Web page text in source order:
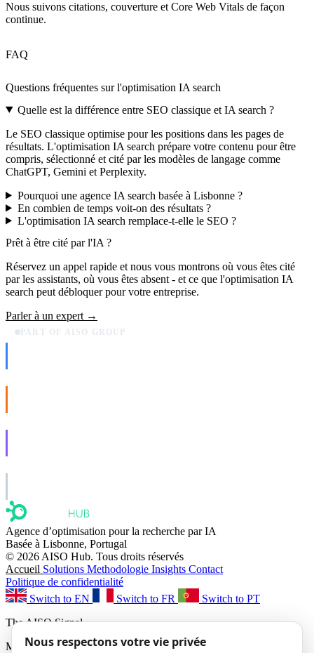
Nous suivons citations, couverture et Core Web Vitals de façon
continue.
FAQ
Questions fréquentes sur l'optimisation IA search
Quelle est la différence entre SEO classique et IA search ?
Le SEO classique optimise pour les positions dans les pages de
résultats. L'optimisation IA search prépare votre contenu pour être
compris, sélectionné et cité par les modèles de langage comme
ChatGPT, Gemini et Perplexity.
Pourquoi une agence IA search basée à Lisbonne ?
En combien de temps voit-on des résultats ?
L'optimisation IA search remplace-t-elle le SEO ?
Prêt à être cité par l'IA ?
Réservez un appel rapide et nous vous montrons où vous êtes cité
par les assistants, où vous êtes absent - et ce que l'optimisation IA
search peut débloquer pour votre entreprise.
Parler à un expert →
PART OF AISO GROUP
Agence d’optimisation pour la recherche par IA
Basée à Lisbonne, Portugal
© 2026 AISO Hub. Tous droits réservés
Accueil Solutions Methodologie Insights Contact
Politique de confidentialité
Switch to EN
Switch to FR
Switch to PT
The AISO Signal
Monthly AI search insights. No spam.
Nous respectons votre vie privée